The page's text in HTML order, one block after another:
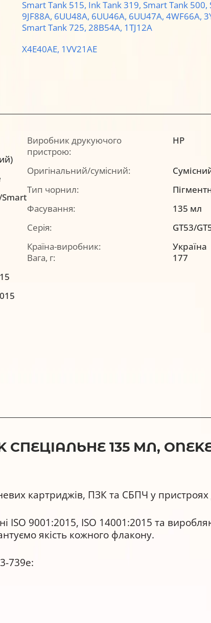
Smart Tank 515, Ink Tank 319, Smart Tank 500,
9JF88A, 6UU48A, 6UU46A, 6UU47A, 4WF66A,
Smart Tank 725, 28B54A, 1TJ12A
X4E40AE, 1VV21AE
Smart
Виробник друкуючого
пристрою:
HP
Оригінальний/сумісний:
Тип чорнил:
Фасування:
135 мл
Серія:
GT53/
Країна-виробник:
Україна
Вага, г: 177
СПЕЦІАЛЬНЕ 135 МЛ,
картриджів, ПЗК та СБПЧ у пристроях
ISO 9001:2015, ISO 14001:2015 та
якість кожного флакону.
739e:
та аналогами будь-яких виробників.